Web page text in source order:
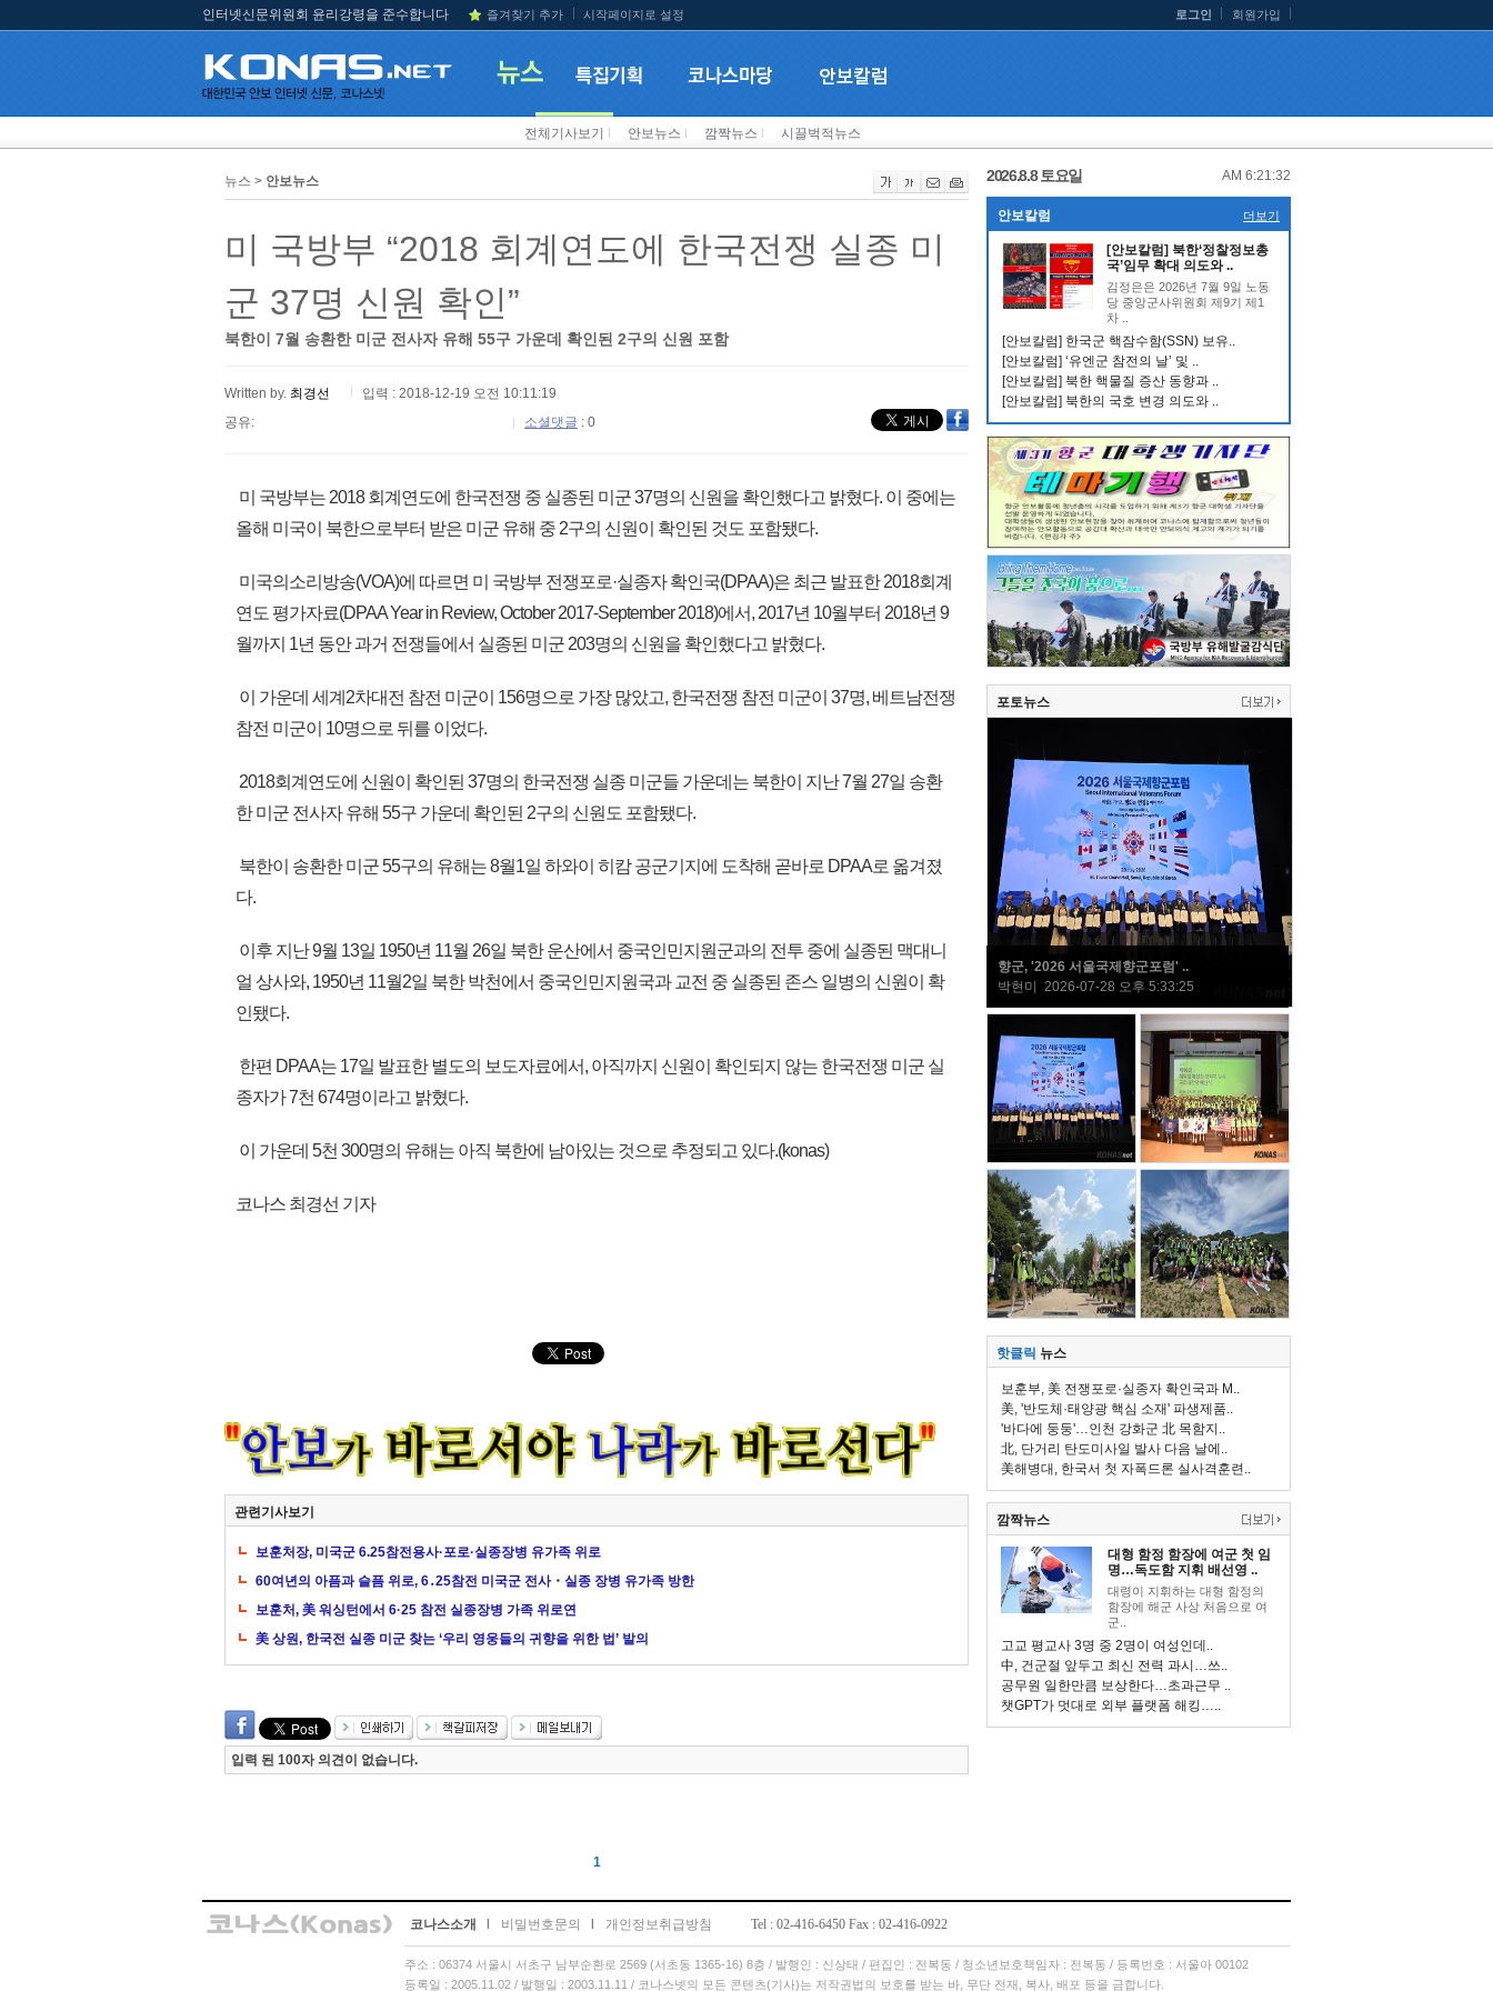
인터넷신문위원회 윤리강령을 준수합니다 즐겨찾기 추가 시작페이지로 설정 로그인 회원가입
전체기사보기 안보뉴스 깜짝뉴스 시끌벅적뉴스
뉴스 > 안보뉴스
미 국방부 “2018 회계연도에 한국전쟁 실종 미
군 37명 신원 확인”
북한이 7월 송환한 미군 전사자 유해 55구 가운데 확인된 2구의 신원 포함
Written by. 최경선
입력 : 2018-12-19 오전 10:11:19
공유:
소셜댓글 : 0
미 국방부는 2018 회계연도에 한국전쟁 중 실종된 미군 37명의 신원을 확인했다고 밝혔다. 이 중에는
올해 미국이 북한으로부터 받은 미군 유해 중 2구의 신원이 확인된 것도 포함됐다.
미국의소리방송(VOA)에 따르면 미 국방부 전쟁포로·실종자 확인국(DPAA)은 최근 발표한 2018회계
연도 평가자료(DPAA Year in Review, October 2017-September 2018)에서, 2017년 10월부터 2018년 9
월까지 1년 동안 과거 전쟁들에서 실종된 미군 203명의 신원을 확인했다고 밝혔다.
이 가운데 세계2차대전 참전 미군이 156명으로 가장 많았고, 한국전쟁 참전 미군이 37명, 베트남전쟁
참전 미군이 10명으로 뒤를 이었다.
2018회계연도에 신원이 확인된 37명의 한국전쟁 실종 미군들 가운데는 북한이 지난 7월 27일 송환
한 미군 전사자 유해 55구 가운데 확인된 2구의 신원도 포함됐다.
북한이 송환한 미군 55구의 유해는 8월1일 하와이 히캄 공군기지에 도착해 곧바로 DPAA로 옮겨졌
다.
이후 지난 9월 13일 1950년 11월 26일 북한 운산에서 중국인민지원군과의 전투 중에 실종된 맥대니
얼 상사와, 1950년 11월2일 북한 박천에서 중국인민지원국과 교전 중 실종된 존스 일병의 신원이 확
인됐다.
한편 DPAA는 17일 발표한 별도의 보도자료에서, 아직까지 신원이 확인되지 않는 한국전쟁 미군 실
종자가 7천 674명이라고 밝혔다.
이 가운데 5천 300명의 유해는 아직 북한에 남아있는 것으로 추정되고 있다.(konas)
코나스 최경선 기자
관련기사보기
보훈처장, 미국군 6.25참전용사·포로·실종장병 유가족 위로
60여년의 아픔과 슬픔 위로, 6․25참전 미국군 전사・실종 장병 유가족 방한
보훈처, 美 워싱턴에서 6·25 참전 실종장병 가족 위로연
美 상원, 한국전 실종 미군 찾는 ‘우리 영웅들의 귀향을 위한 법’ 발의
입력 된 100자 의견이 없습니다.
1
2026.8.8 토요일 AM 6:21:33
안보칼럼 더보기
[안보칼럼] 북한‘정찰정보총
국’임무 확대 의도와 ..
김정은은 2026년 7월 9일 노동
당 중앙군사위원회 제9기 제1
차 ..
[안보칼럼] 한국군 핵잠수함(SSN) 보유..
[안보칼럼] ‘유엔군 참전의 날’ 및 ..
[안보칼럼] 북한 핵물질 증산 동향과 ..
[안보칼럼] 북한의 국호 변경 의도와 ..
포토뉴스
향군, '2026 서울국제향군포럼' ..
박현미 2026-07-28 오후 5:33:25
핫클릭 뉴스
보훈부, 美 전쟁포로·실종자 확인국과 M..
美, '반도체·태양광 핵심 소재' 파생제품..
'바다에 둥둥'…인천 강화군 北 목함지..
北, 단거리 탄도미사일 발사 다음 날에..
美해병대, 한국서 첫 자폭드론 실사격훈련..
깜짝뉴스
대형 함정 함장에 여군 첫 임
명…독도함 지휘 배선영 ..
대령이 지휘하는 대형 함정의
함장에 해군 사상 처음으로 여
군..
고교 평교사 3명 중 2명이 여성인데..
中, 건군절 앞두고 최신 전력 과시…쓰..
공무원 일한만큼 보상한다…초과근무 ..
챗GPT가 멋대로 외부 플랫폼 해킹…..
코나스소개 비밀번호문의 개인정보취급방침 Tel : 02-416-6450 Fax : 02-416-0922
주소 : 06374 서울시 서초구 남부순환로 2569 (서초동 1365-16) 8층 / 발행인 : 신상태 / 편집인 : 전복동 / 청소년보호책임자 : 전복동 / 등록번호 : 서울아 00102
등록일 : 2005.11.02 / 발행일 : 2003.11.11 / 코나스넷의 모든 콘텐츠(기사)는 저작권법의 보호를 받는 바, 무단 전재, 복사, 배포 등을 금합니다.